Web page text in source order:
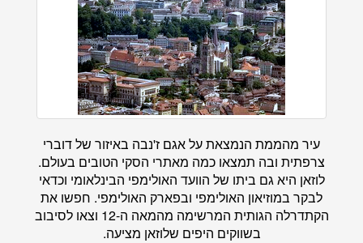
עיר מהממת הנמצאת על אגם ז'נבה באיזור של דוברי
צרפתית ובה תמצאו כמה מאתרי הסקי הטובים בעולם.
לוזאן היא גם ביתו של הוועד האולימפי הבינלאומי וכדאי
לבקר במוזיאון האולימפי ובפארק האולימפי. חפשו את
הקתדרלה הגותית המרשימה מהמאה ה-12 וצאו לסיבוב
בשווקים היפים שלוזאן מציעה.